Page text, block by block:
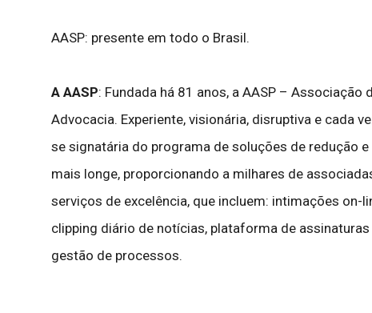
AASP: presente em todo o Brasil.
A AASP: Fundada há 81 anos, a AASP –
Advocacia. Experiente, visionária, disruptiva e cada
se signatária do programa de soluções de redução
mais longe, proporcionando a milhares de
serviços de excelência, que incluem: intimações
clipping diário de notícias, plataforma de
gestão de processos.